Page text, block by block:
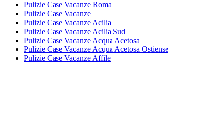
Pulizie Case Vacanze Roma
Pulizie Case Vacanze
Pulizie Case Vacanze Acilia
Pulizie Case Vacanze Acilia Sud
Pulizie Case Vacanze Acqua Acetosa
Pulizie Case Vacanze Acqua Acetosa Ostiense
Pulizie Case Vacanze Affile